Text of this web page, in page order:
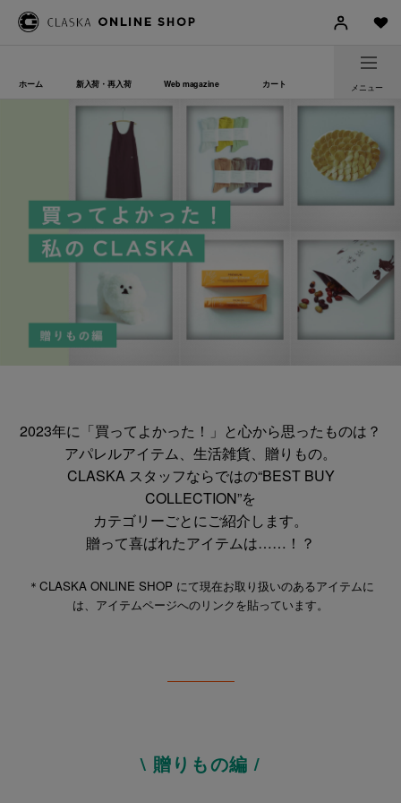
ホーム 新入荷・再入荷 Web magazine カート メニュー
2023年に「買ってよかった！」と心から思ったものは？
アパレルアイテム、生活雑貨、贈りもの。
CLASKA スタッフならではの“BEST BUY
COLLECTION”を
カテゴリーごとにご紹介します。
贈って喜ばれたアイテムは……！？
＊CLASKA ONLINE SHOP にて現在お取り扱いのあるアイテムに
は、アイテムページへのリンクを貼っています。
\ 贈りもの編 /